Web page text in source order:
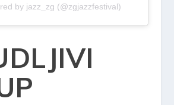
by jazz_zg (@zgjazzfestival)